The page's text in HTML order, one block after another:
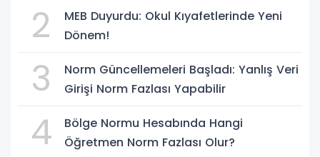
2
MEB Duyurdu: Okul Kıyafetlerinde Yeni
Dönem!
3
Norm Güncellemeleri Başladı: Yanlış Veri
Girişi Norm Fazlası Yapabilir
4
Bölge Normu Hesabında Hangi
Öğretmen Norm Fazlası Olur?